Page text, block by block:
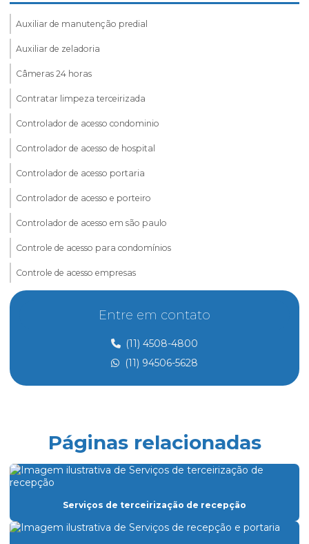
Auxiliar de manutenção predial
Auxiliar de zeladoria
Câmeras 24 horas
Contratar limpeza terceirizada
Controlador de acesso condominio
Controlador de acesso de hospital
Controlador de acesso portaria
Controlador de acesso e porteiro
Controlador de acesso em são paulo
Controle de acesso para condomínios
Controle de acesso empresas
Controle de acesso e portaria
Controle de acesso preço
Controle de acesso de prestadores de serviço
Eletricista de manutenção predial
Empresa de dedetização
Empresa especializada em limpeza de vidros
Entre em contato
(11) 4508-4800
(11) 94506-5628
Páginas relacionadas
Serviços de terceirização de recepção